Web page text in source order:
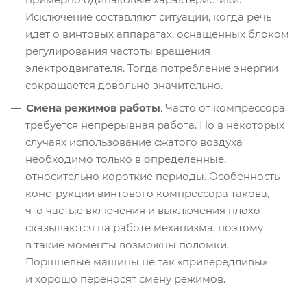
Исключение составляют ситуации, когда речь
идет о винтовых аппаратах, оснащенных блоком
регулирования частоты вращения
электродвигателя. Тогда потребление энергии
сокращается довольно значительно.
Смена режимов работы. Часто от компрессора
требуется непрерывная работа. Но в некоторых
случаях использование сжатого воздуха
необходимо только в определенные,
относительно короткие периоды. Особенность
конструкции винтового компрессора такова,
что частые включения и выключения плохо
сказываются на работе механизма, поэтому
в такие моменты возможны поломки.
Поршневые машины не так «привередливы»
и хорошо переносят смену режимов.